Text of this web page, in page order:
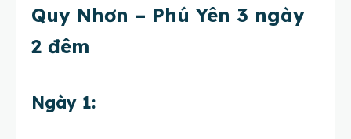
Quy Nhơn – Phú Yên 3 ngày
2 đêm
Ngày 1: